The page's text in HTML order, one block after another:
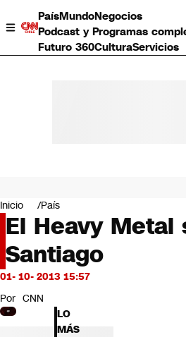
PaísMundoNegocios
Podcast y Programas
Futuro 360CulturaServicios
Negocios
Deportes
Programas completos
Cultura
Servicios
Bits
CNN Data
CNN tiempo
Futuro 360
Inicio País
El Heavy Metal
Santiago
01- 10- 2013 15:57
Por CNN
LO
MÁS